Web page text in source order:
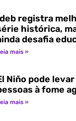
registra
histórica,
desafia
mais »
Niño pode
à fome
mais »